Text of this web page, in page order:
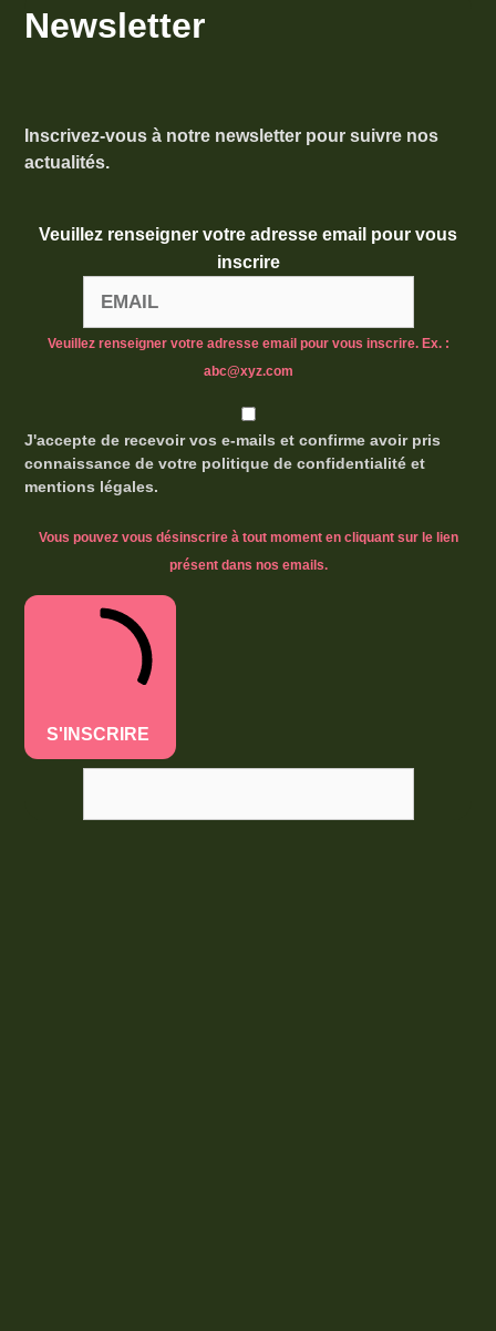
Newsletter
Inscrivez-vous à notre newsletter pour suivre nos
actualités.
Veuillez renseigner votre adresse email pour vous
inscrire
Veuillez renseigner votre adresse email pour vous inscrire. Ex. :
abc@xyz.com
J'accepte de recevoir vos e-mails et confirme avoir pris
connaissance de votre politique de confidentialité et
mentions légales.
Vous pouvez vous désinscrire à tout moment en cliquant sur le lien
présent dans nos emails.
S'INSCRIRE